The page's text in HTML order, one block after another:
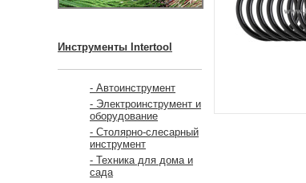
Инструменты Intertool
- Автоинструмент
- Электроинструмент и
оборудование
- Столярно-слесарный
инструмент
- Техника для дома и
сада